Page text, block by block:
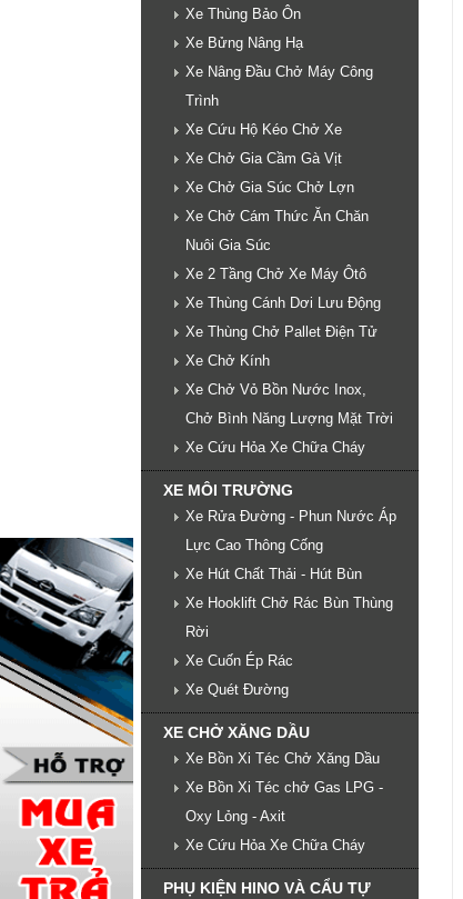
Xe Thùng Bảo Ôn
Xe Bửng Nâng Hạ
Xe Nâng Đầu Chở Máy Công
Trình
Xe Cứu Hộ Kéo Chở Xe
Xe Chở Gia Cầm Gà Vịt
Xe Chở Gia Súc Chở Lợn
Xe Chở Cám Thức Ăn Chăn
Nuôi Gia Súc
Xe 2 Tầng Chở Xe Máy Ôtô
Xe Thùng Cánh Dơi Lưu Động
Xe Thùng Chở Pallet Điện Tử
Xe Chở Kính
Xe Chở Vỏ Bồn Nước Inox,
Chở Bình Năng Lượng Mặt Trời
Xe Cứu Hỏa Xe Chữa Cháy
XE MÔI TRƯỜNG
Xe Rửa Đường - Phun Nước Áp
Lực Cao Thông Cống
Xe Hút Chất Thải - Hút Bùn
Xe Hooklift Chở Rác Bùn Thùng
Rời
Xe Cuốn Ép Rác
Xe Quét Đường
XE CHỞ XĂNG DẦU
Xe Bồn Xi Téc Chở Xăng Dầu
Xe Bồn Xi Téc chở Gas LPG -
Oxy Lỏng - Axit
Xe Cứu Hỏa Xe Chữa Cháy
PHỤ KIỆN HINO VÀ CẨU TỰ